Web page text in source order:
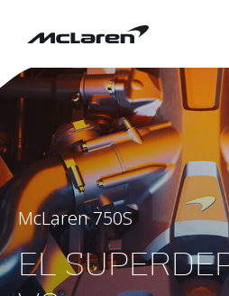
McLaren 750S
EL